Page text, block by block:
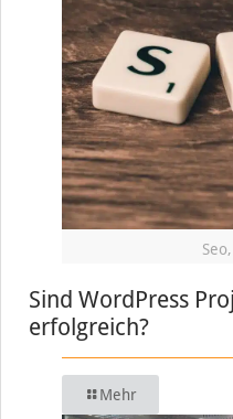
Sind WordPress
erfolgreich?
Mehr